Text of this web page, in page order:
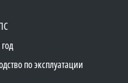
по эксплуатации